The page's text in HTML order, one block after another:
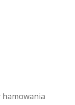
hamowania